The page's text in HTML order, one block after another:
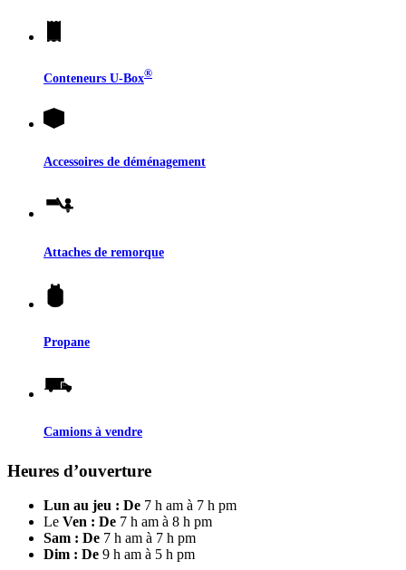
Conteneurs U-Box®
Accessoires de déménagement
Attaches de remorque
Propane
Camions à vendre
Heures d’ouverture
Lun au jeu : De 7 h am à 7 h pm
Le Ven : De 7 h am à 8 h pm
Sam : De 7 h am à 7 h pm
Dim : De 9 h am à 5 h pm